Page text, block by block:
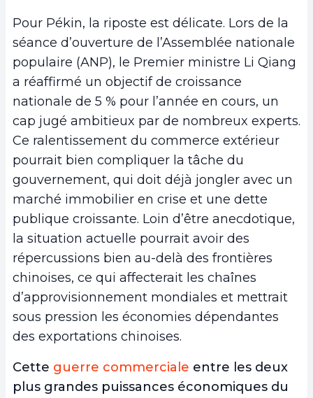
Pour Pékin, la riposte est délicate. Lors de la
séance d’ouverture de l’Assemblée nationale
populaire (ANP), le Premier ministre Li Qiang
a réaffirmé un objectif de croissance
nationale de 5 % pour l’année en cours, un
cap jugé ambitieux par de nombreux experts.
Ce ralentissement du commerce extérieur
pourrait bien compliquer la tâche du
gouvernement, qui doit déjà jongler avec un
marché immobilier en crise et une dette
publique croissante. Loin d’être anecdotique,
la situation actuelle pourrait avoir des
répercussions bien au-delà des frontières
chinoises, ce qui affecterait les chaînes
d’approvisionnement mondiales et mettrait
sous pression les économies dépendantes
des exportations chinoises.
Cette guerre commerciale entre les deux
plus grandes puissances économiques du